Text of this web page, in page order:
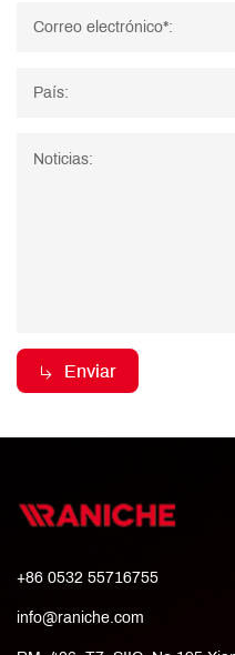
Correo electrónico*:
País:
Noticias:
Enviar
+86 0532 55716755
info@raniche.com